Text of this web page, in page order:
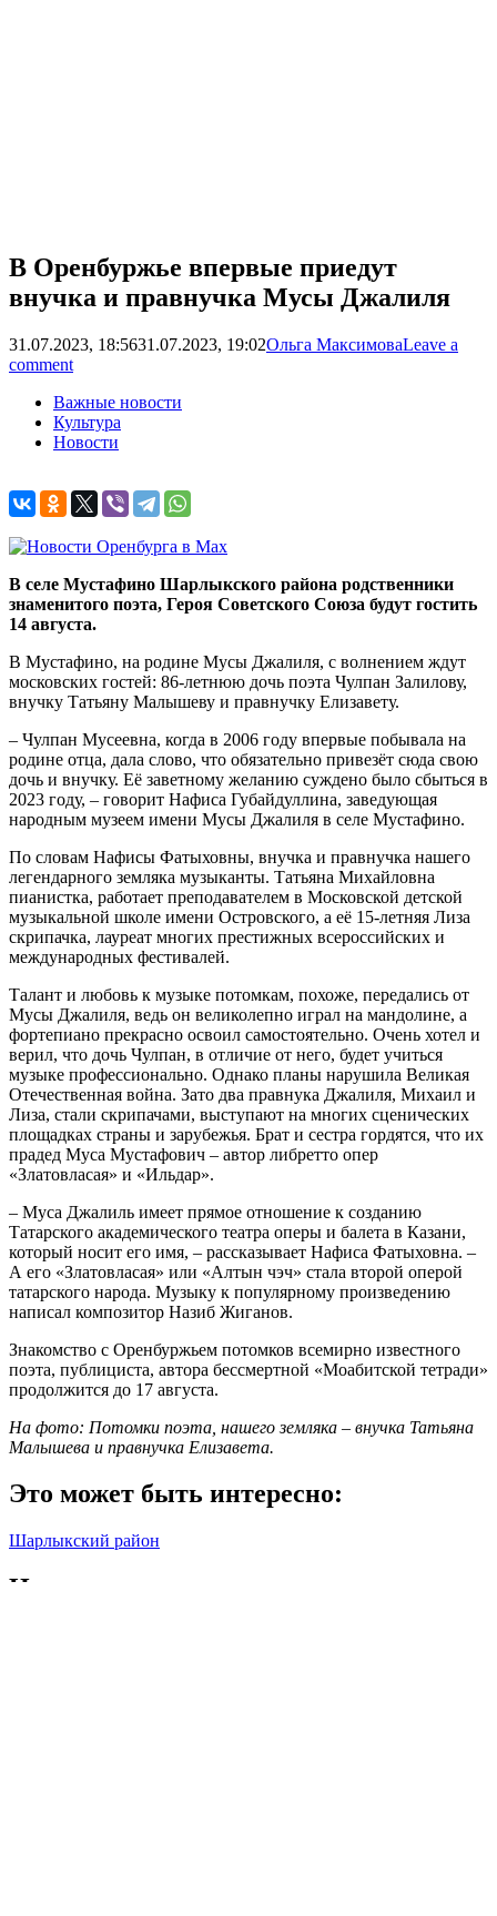
В Оренбуржье впервые приедут
внучка и правнучка Мусы Джалиля
31.07.2023, 18:5631.07.2023, 19:02Ольга МаксимоваLeave a
comment
Важные новости
Культура
Новости
В селе Мустафино Шарлыкского района родственники
знаменитого поэта, Героя Советского Союза будут гостить
14 августа.
В Мустафино, на родине Мусы Джалиля, с волнением ждут
московских гостей: 86-летнюю дочь поэта Чулпан Залилову,
внучку Татьяну Малышеву и правнучку Елизавету.
– Чулпан Мусеевна, когда в 2006 году впервые побывала на
родине отца, дала слово, что обязательно привезёт сюда свою
дочь и внучку. Её заветному желанию суждено было сбыться в
2023 году, – говорит Нафиса Губайдуллина, заведующая
народным музеем имени Мусы Джалиля в селе Мустафино.
По словам Нафисы Фатыховны, внучка и правнучка нашего
легендарного земляка музыканты. Татьяна Михайловна
пианистка, работает преподавателем в Московской детской
музыкальной школе имени Островского, а её 15-летняя Лиза
скрипачка, лауреат многих престижных всероссийских и
международных фестивалей.
Талант и любовь к музыке потомкам, похоже, передались от
Мусы Джалиля, ведь он великолепно играл на мандолине, а
фортепиано прекрасно освоил самостоятельно. Очень хотел и
верил, что дочь Чулпан, в отличие от него, будет учиться
музыке профессионально. Однако планы нарушила Великая
Отечественная война. Зато два правнука Джалиля, Михаил и
Лиза, стали скрипачами, выступают на многих сценических
площадках страны и зарубежья. Брат и сестра гордятся, что их
прадед Муса Мустафович – автор либретто опер
«Златовласая» и «Ильдар».
– Муса Джалиль имеет прямое отношение к созданию
Татарского академического театра оперы и балета в Казани,
который носит его имя, – рассказывает Нафиса Фатыховна. –
А его «Златовласая» или «Алтын чэч» стала второй оперой
татарского народа. Музыку к популярному произведению
написал композитор Назиб Жиганов.
Знакомство с Оренбуржьем потомков всемирно известного
поэта, публициста, автора бессмертной «Моабитской тетради»
продолжится до 17 августа.
На фото: Потомки поэта, нашего земляка – внучка Татьяна
Малышева и правнучка Елизавета.
Это может быть интересно:
Шарлыкский район
Навигация по записям